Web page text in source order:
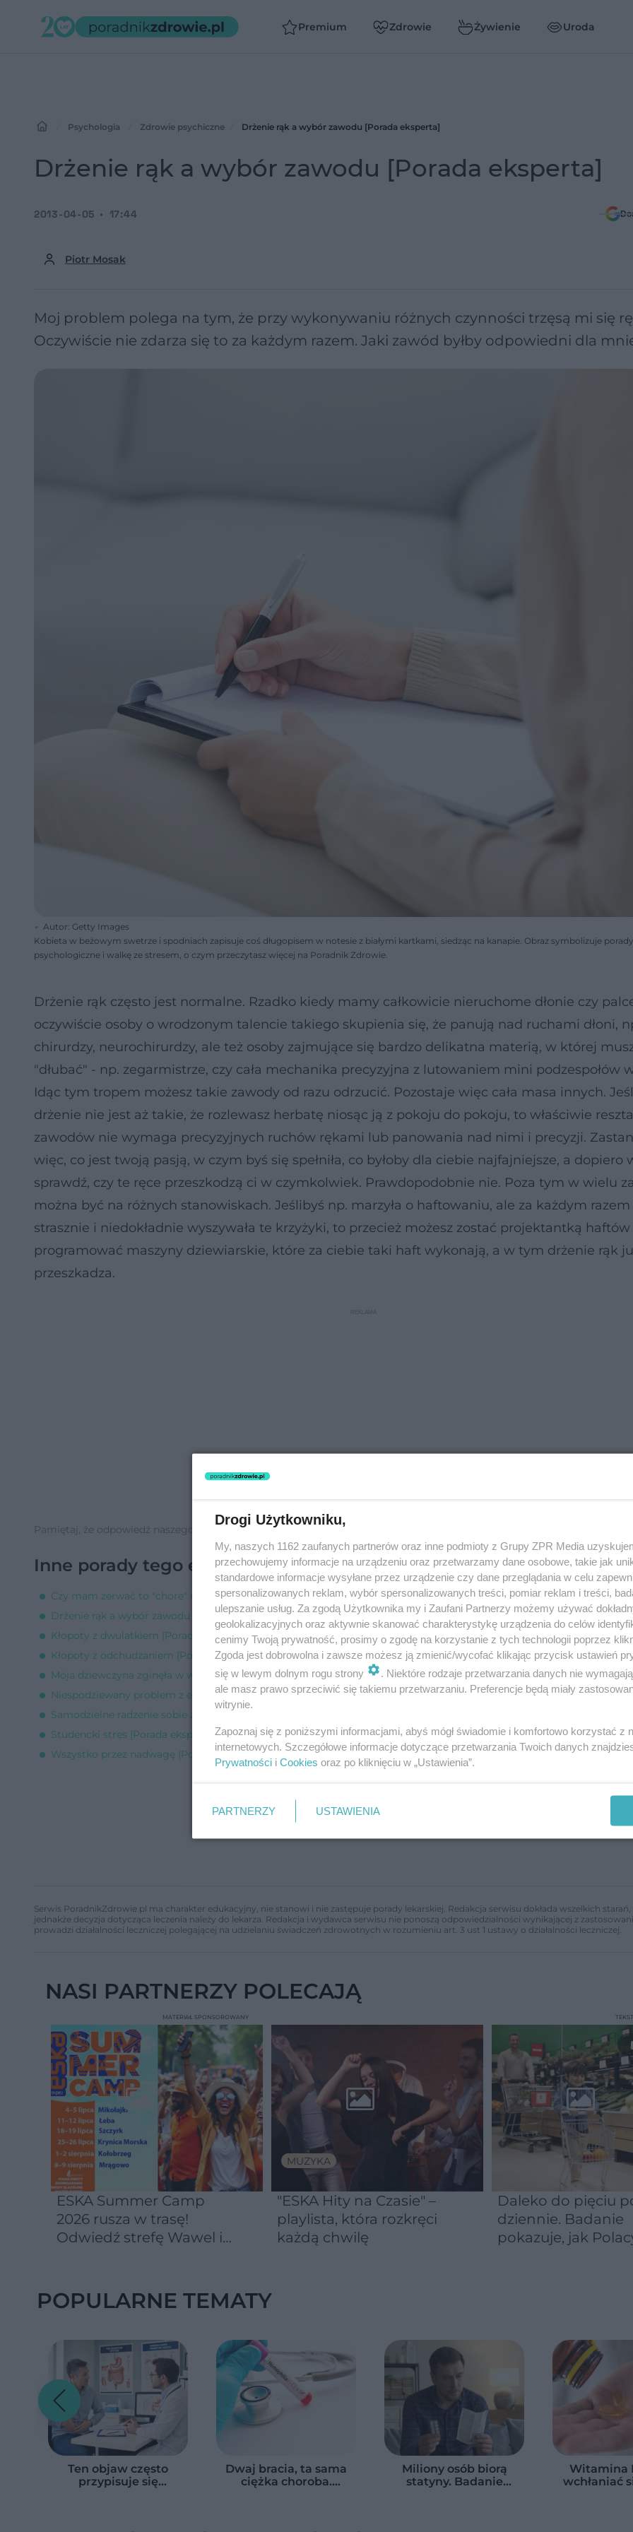
Premium Zdrowie Żywienie Uroda
Psychologia Zdrowie psychiczne Drżenie rąk a wybór zawodu [Porada eksperta]
Drżenie rąk a wybór zawodu [Porada eksperta]
Piotr Mosak
2013-04-05 17:44
Moj problem polega na tym, że przy wykonywaniu różnych czynności trzęsą mi się
Oczywiście nie zdarza się to za każdym razem. Jaki zawód byłby odpowiedni dla
Autor: Getty Images
Kobieta w beżowym swetrze i spodniach zapisuje coś długopisem w notesie z białymi kartkami, siedząc na kanapie. Obraz symbolizuje porady
psychologiczne i walkę ze stresem, o czym przeczytasz więcej na Poradnik Zdrowie.
Drżenie rąk często jest normalne. Rzadko kiedy mamy całkowicie nieruchome dłonie czy
oczywiście osoby o wrodzonym talencie takiego skupienia się, że panują nad ruchami dłoni,
chirurdzy, neurochirurdzy, ale też osoby zajmujące się bardzo delikatna materią, w której
"dłubać" - np. zegarmistrze, czy cała mechanika precyzyjna z lutowaniem mini podzespołów
Idąc tym tropem możesz takie zawody od razu odrzucić. Pozostaje więc cała masa innych.
drżenie nie jest aż takie, że rozlewasz herbatę niosąc ją z pokoju do pokoju, to właściwie reszta
zawodów nie wymaga precyzyjnych ruchów rękami lub panowania nad nimi i precyzji.
więc, co jest twoją pasją, w czym byś się spełniła, co byłoby dla ciebie najfajniejsze, a dopiero
sprawdź, czy te ręce przeszkodzą ci w czymkolwiek. Prawdopodobnie nie. Poza tym w wielu
można być na różnych stanowiskach. Jeślibyś np. marzyła o haftowaniu, ale za każdym razem
strasznie i niedokładnie wyszywała te krzyżyki, to przecież możesz zostać projektantką haftów
programować maszyny dziewiarskie, które za ciebie taki haft wykonają, a w tym drżenie rąk
przeszkadza.
Pamiętaj, że odpowiedź naszego eksperta ma charakter informacyjny i nie zastąpi wizyty u lekarza.
Inne porady tego eksperta
Czy mam zerwać to "chore" małżeństwo? [Porada eksperta]
Drżenie rąk a wybór zawodu [Porada eksperta]
Kłopoty z dwulatkiem [Porada eksperta]
Kłopoty z odchudzaniem [Porada eksperta]
Moja dziewczyna zginęła w wypadku [Porada eksperta]
Niespodziewany problem z erekcją [Porada eksperta]
Samodzielne radzenie sobie z fobią [Porada eksperta]
Studencki stres [Porada eksperta]
Wszystko przez nadwagę [Porada eksperta]
Serwis PoradnikZdrowie.pl ma charakter edukacyjny, nie stanowi i nie zastępuje porady lekarskiej. Redakcja serwisu dokłada wszelkich
jednakże decyzja dotycząca leczenia należy do lekarza. Redakcja i wydawca serwisu nie ponoszą odpowiedzialności wynikającej z
prowadzi działalności leczniczej polegającej na udzielaniu świadczeń zdrowotnych w rozumieniu art. 3 ust 1 ustawy o działalności leczniczej.
NASI PARTNERZY POLECAJĄ
ESKA Summer Camp
2026 rusza w trasę!
Odwiedź strefę Wawel i
MATERIAŁ SPONSOROWANY
MUZYKA
"ESKA Hity na Czasie" –
playlista, która rozkręci
każdą chwilę
Daleko do pięciu
dziennie. Badanie
pokazuje, jak
POPULARNE TEMATY
Ten objaw często
przypisuje się
Dwaj bracia, ta sama
ciężka choroba.
Miliony osób biorą
statyny. Badanie
Witamina
wchłaniać
Drogi Użytkowniku,
My, naszych 1162 zaufanych partnerów oraz inne podmioty z Grupy ZPR Media
przechowujemy informacje na urządzeniu oraz przetwarzamy dane osobowe, takie jak
standardowe informacje wysyłane przez urządzenie czy dane przeglądania w celu
spersonalizowanych reklam, wybór spersonalizowanych treści, pomiar reklam i treści,
ulepszanie usług. Za zgodą Użytkownika my i Zaufani Partnerzy możemy używać
geolokalizacyjnych oraz aktywnie skanować charakterystykę urządzenia do celów
cenimy Twoją prywatność, prosimy o zgodę na korzystanie z tych technologii poprzez
Zgoda jest dobrowolna i zawsze możesz ją zmienić/wycofać klikając przycisk ustawień
się w lewym dolnym rogu strony
. Niektóre rodzaje przetwarzania danych nie
ale masz prawo sprzeciwić się takiemu przetwarzaniu. Preferencje będą miały
witrynie.
Zapoznaj się z poniższymi informacjami, abyś mógł świadomie i komfortowo korzystać z
internetowych. Szczegółowe informacje dotyczące przetwarzania Twoich danych
Prywatności i Cookies oraz po kliknięciu w „Ustawienia”.
PARTNERZY USTAWIENIA